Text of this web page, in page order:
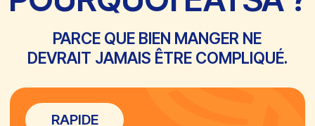
Une cuisine dans l’air du temps, un lieu
aujourd’hui. Que tu manges sur le
pouce, sur place ou à emporter, EATSA
s’adapte à ton rythme, pas l’inverse.